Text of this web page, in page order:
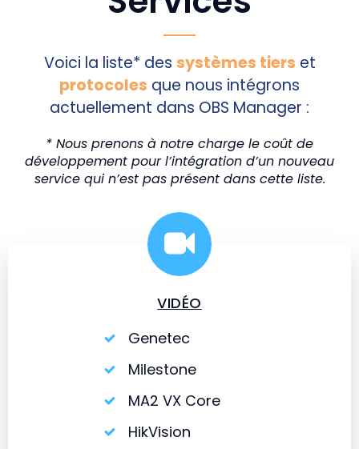
Voici la liste* des systèmes tiers et
protocoles que nous intégrons
actuellement dans OBS Manager :
* Nous prenons à notre charge le coût de
développement pour l’intégration d’un nouveau
service qui n’est pas présent dans cette liste.
VIDÉO
Genetec
Milestone
MA2 VX Core
HikVision